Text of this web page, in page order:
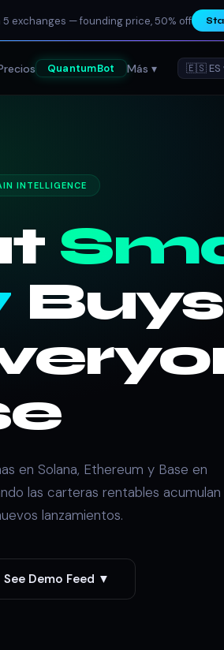
5 exchanges — founding price, 50% off
QuantumBot Más ▾ 🇪🇸 ES
INTELLIGENCE
Buys
en Solana, Ethereum y Base en
las carteras rentables acumulan
lanzamientos.
See Demo Feed ▼